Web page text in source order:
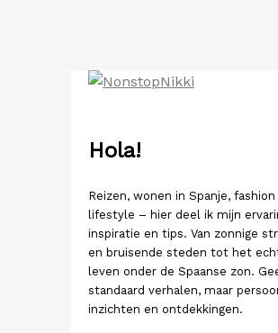
Hola!
Reizen, wonen in Spanje, fashion
lifestyle – hier deel ik mijn
inspiratie en tips. Van zonnige
en bruisende steden tot het
leven onder de Spaanse zon.
standaard verhalen, maar
inzichten en ontdekkingen.